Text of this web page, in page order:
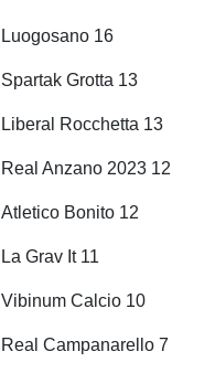
Luogosano 16
Spartak Grotta 13
Liberal Rocchetta 13
Real Anzano 2023 12
Atletico Bonito 12
La Grav It 11
Vibinum Calcio 10
Real Campanarello 7